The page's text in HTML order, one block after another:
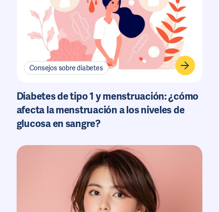
Consejos sobre diabetes
Diabetes de tipo 1 y menstruación: ¿cómo
afecta la menstruación a los niveles de
glucosa en sangre?